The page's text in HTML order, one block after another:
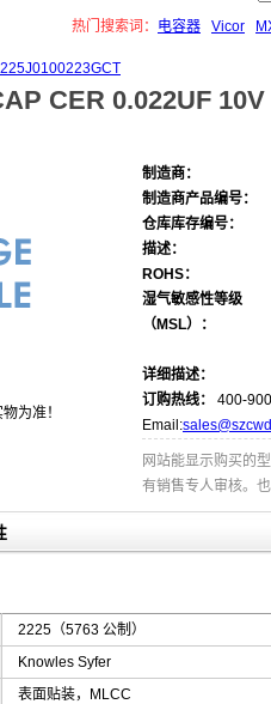
热门搜索词： 电容器 Vicor
CER 0.022UF
为准！
制造商：
制造商产品编号：
仓库库存编号：
描述：
ROHS：
湿气敏感性等级
（MSL）：
详细描述：
订购热线：
400-
Email:
网站能显示购买的
有销售专人审核。
2225（5763 公制）
Knowles Syfer
表面贴装，MLCC